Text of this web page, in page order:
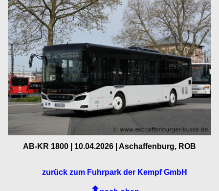
AB-KR 1800 | 10.04.2026 | Aschaffenburg, ROB
zurück zum Fuhrpark der Kempf GmbH